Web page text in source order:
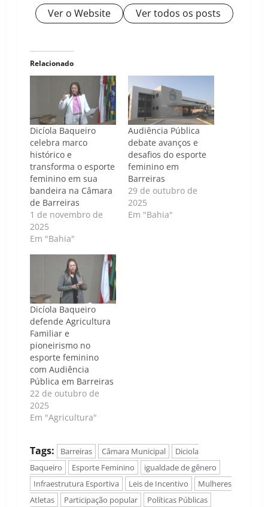
Ver o Website Ver todos os posts
Relacionado
Dicíola Baqueiro
celebra marco
histórico e
transforma o esporte
feminino em sua
bandeira na Câmara
de Barreiras
1 de novembro de
2025
Em "Bahia"
Audiência Pública
debate avanços e
desafios do esporte
feminino em
Barreiras
29 de outubro de
2025
Em "Bahia"
Dicíola Baqueiro
defende Agricultura
Familiar e
pioneirismo no
esporte feminino
com Audiência
Pública em Barreiras
22 de outubro de
2025
Em "Agricultura"
Tags: Barreiras Câmara Municipal
Diciola
Baqueiro
Esporte Feminino
igualdade de gênero
Infraestrutura Esportiva
Leis de Incentivo
Mulheres
Atletas
Participação popular
Políticas Públicas